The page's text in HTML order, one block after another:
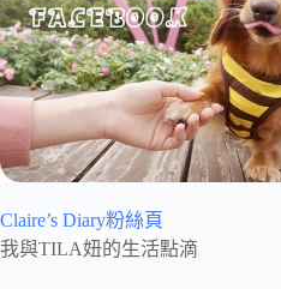
Claire’s Diary粉絲頁
我與TILA妞的生活點滴